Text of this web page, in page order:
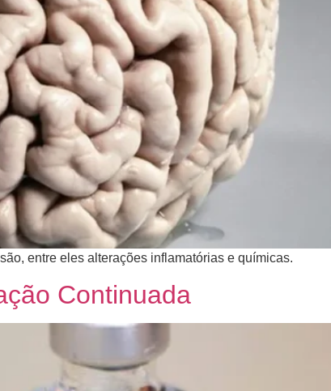
entre eles alterações inflamatórias e químicas.
Continuada